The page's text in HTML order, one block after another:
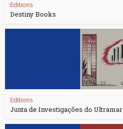
Editions
Destiny Books
Editions
Junta de Investigações do Ultramar